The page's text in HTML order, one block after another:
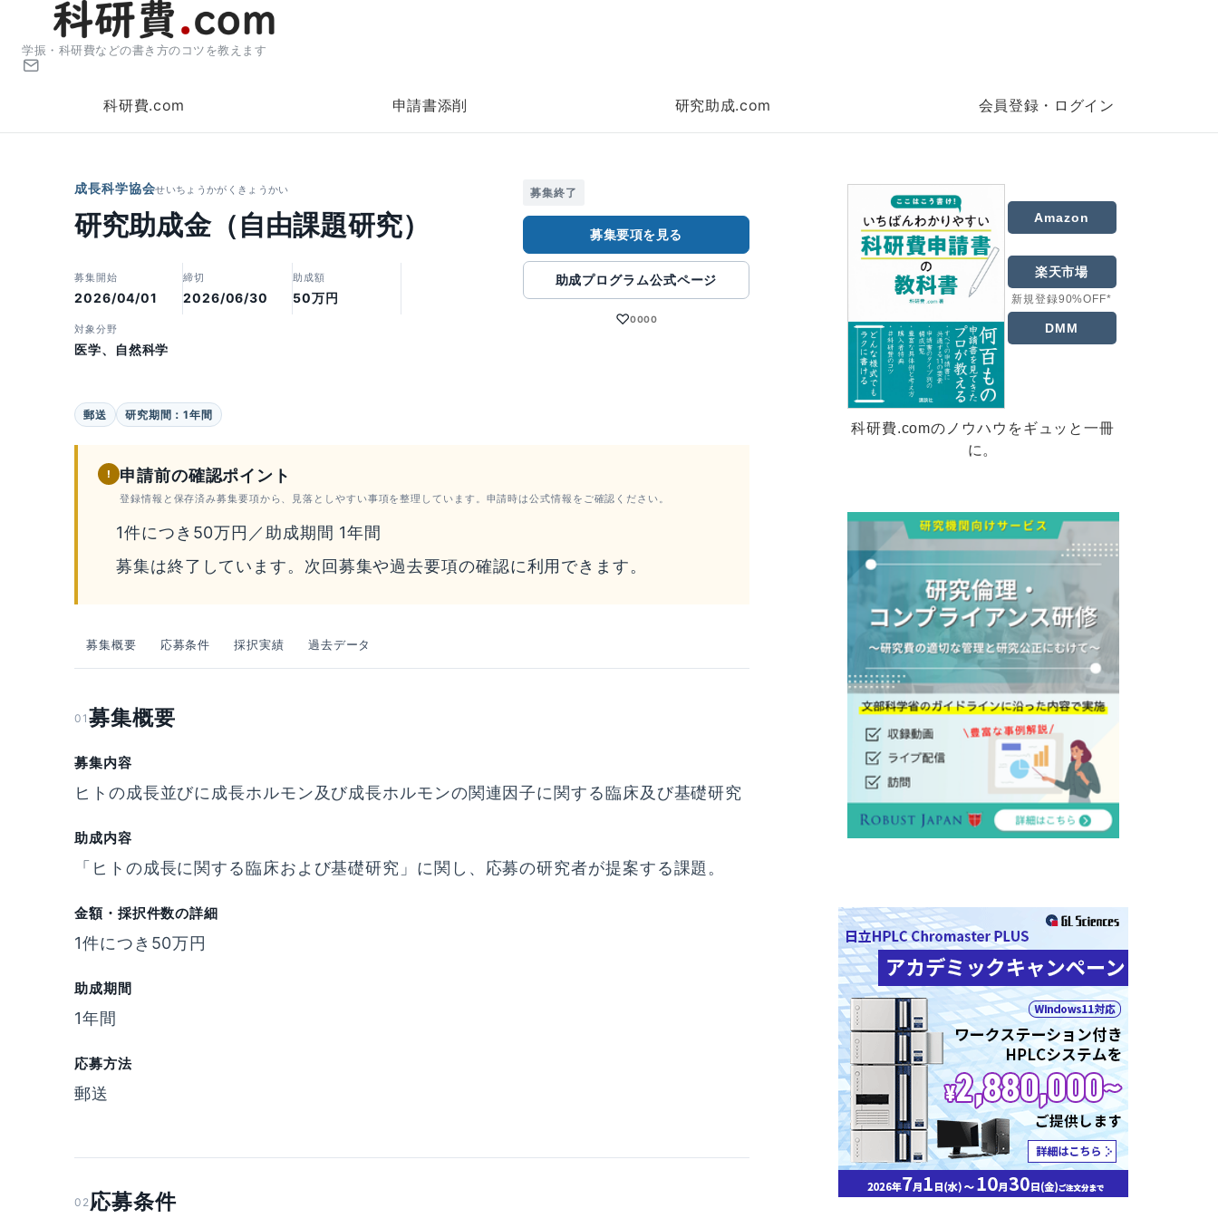
学振・科研費などの書き方のコツを教えます
科研費.com 申請書添削 研究助成.com 会員登録・ログイン
成長科学協会せいちょうかがくきょうかい
研究助成金（自由課題研究）
募集開始
2026/04/01
締切
2026/06/30
助成額
50万円
対象分野
医学、自然科学
募集終了
募集要項を見る
助成プログラム公式ページ
♡0000
郵送 研究期間：1年間
! 申請前の確認ポイント
登録情報と保存済み募集要項から、見落としやすい事項を整理しています。申請時は公式情報をご確認ください。
1件につき50万円／助成期間 1年間
募集は終了しています。次回募集や過去要項の確認に利用できます。
募集概要 応募条件 採択実績 過去データ
01 募集概要
募集内容
ヒトの成長並びに成長ホルモン及び成長ホルモンの関連因子に関する臨床及び基礎研究
助成内容
「ヒトの成長に関する臨床および基礎研究」に関し、応募の研究者が提案する課題。
金額・採択件数の詳細
1件につき50万円
助成期間
1年間
応募方法
郵送
02 応募条件
Amazon
楽天市場
新規登録90%OFF*
DMM
科研費.comのノウハウをギュッと一冊
に。